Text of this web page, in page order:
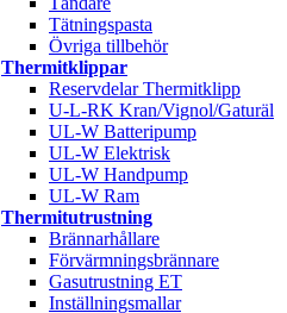
Tätningspasta
Övriga tillbehör
Thermitklippar
Reservdelar Thermitklipp
U-L-RK Kran/Vignol/Gaturäl
UL-W Batteripump
UL-W Elektrisk
UL-W Handpump
UL-W Ram
Thermitutrustning
Brännarhållare
Förvärmningsbrännare
Gasutrustning ET
Inställningsmallar